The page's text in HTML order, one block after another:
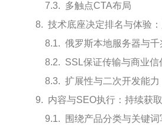
多触点CTA布局
技术底座决定排名与体验
俄罗斯本地服务器与千
SSL保证传输与商业信
扩展性与二次开发能力
内容与SEO执行：持续获
围绕产品分类与关键词